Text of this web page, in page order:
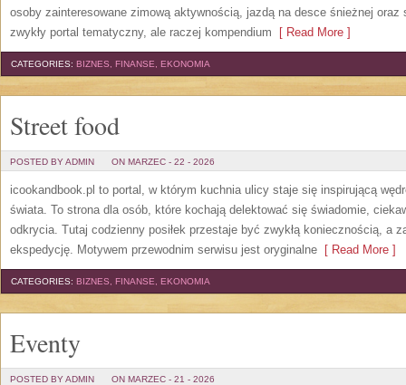
osoby zainteresowane zimową aktywnością, jazdą na desce śnieżnej oraz
zwykły portal tematyczny, ale raczej kompendium [ Read More ]
CATEGORIES: BIZNES, FINANSE, EKONOMIA
Street food
POSTED BY ADMIN ON MARZEC - 22 - 2026
icookandbook.pl to portal, w którym kuchnia ulicy staje się inspirującą
świata. To strona dla osób, które kochają delektować się świadomie,
odkrycia. Tutaj codzienny posiłek przestaje być zwykłą koniecznością, a
ekspedycję. Motywem przewodnim serwisu jest oryginalne [ Read More ]
CATEGORIES: BIZNES, FINANSE, EKONOMIA
Eventy
POSTED BY ADMIN ON MARZEC - 21 - 2026